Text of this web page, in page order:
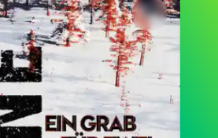
4.3